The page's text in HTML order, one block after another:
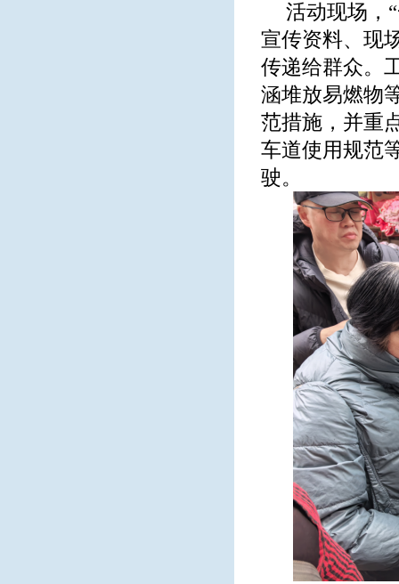
活动现场，
宣传资料、现
传递给群众。
涵堆放易燃物
范措施，并重
车道使用规范
驶。